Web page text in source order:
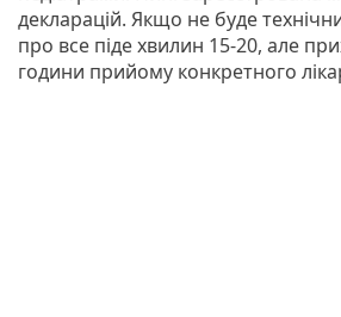
декларацій. Якщо не буде
про все піде хвилин 15-20, але
години прийому конкретного